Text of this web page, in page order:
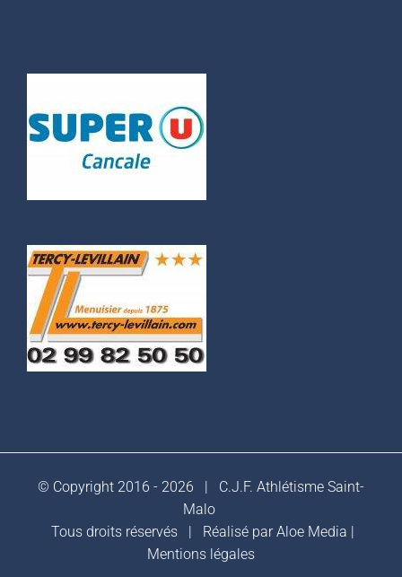
© Copyright 2016 - 2026 | C.J.F. Athlétisme Saint-
Malo
Tous droits réservés | Réalisé parAloe Media |
Mentions légales